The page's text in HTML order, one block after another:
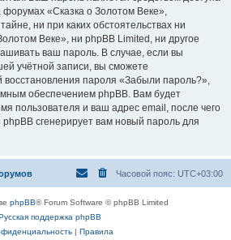
форумах «Сказка о Золотом Веке»,
ни при каких обстоятельствах ни
Веке», ни phpBB Limited, ни другое
ваш пароль. В случае, если вы
учётной записи, вы сможете
восстановления пароля «Забыли пароль?»,
обеспечением phpBB. Вам будет
пользователя и ваш адрес email, после чего
сгенерирует вам новый пароль для
Часовой пояс: UTC+03:00
phpBB® Forum Software © phpBB Limited
поддержка phpBB
| Правила